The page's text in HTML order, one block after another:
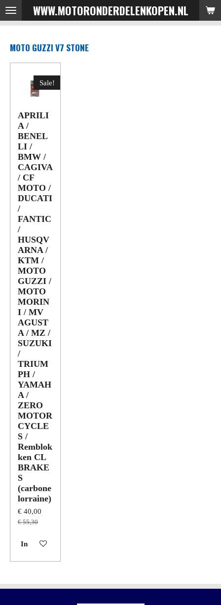
Ga
direct
de
WWW.MOTORONDERDELENKOPEN.NL
MOTO GUZZI V7 STONE
Sale!
APRILI
A /
BENEL
LI /
BMW /
CAGIVA
/ CF
MOTO /
DUCATI
/
FANTIC
/
HUSQV
ARNA /
KTM /
MOTO
GUZZI /
MOTO
MORIN
I / MV
AGUST
A / MZ /
SUZUKI
/
TRIUM
PH /
YAMAH
A /
ZERO
MOTOR
CYCLE
S /
Remblok
ken CL
BRAKE
S
(carbone
lorraine)
€ 40,00
€ 55,30
In winkelwagen